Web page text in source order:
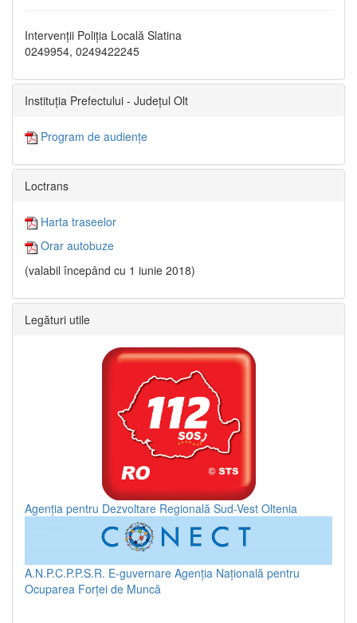
Intervenții Poliția Locală Slatina
0249954, 0249422245
Instituția Prefectului - Județul Olt
Program de audiențe
Loctrans
Harta traseelor
Orar autobuze
(valabil începând cu 1 iunie 2018)
Legături utile
Agenția pentru Dezvoltare Regională Sud-Vest Oltenia
A.N.P.C.P.P.S.R. E-guvernare Agenția Națională pentru
Ocuparea Forței de Muncă